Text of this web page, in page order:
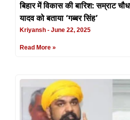
बिहार में विकास की बारिश: सम्राट
यादव को बताया ‘गब्बर सिंह’
Kriyansh June 22, 2025
Read More »